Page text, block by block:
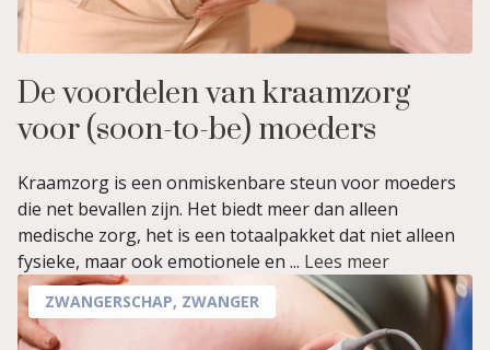
De voordelen van kraamzorg
voor (soon-to-be) moeders
Kraamzorg is een onmiskenbare steun voor moeders
die net bevallen zijn. Het biedt meer dan alleen
medische zorg, het is een totaalpakket dat niet alleen
fysieke, maar ook emotionele en ... Lees meer
ZWANGERSCHAP, ZWANGER